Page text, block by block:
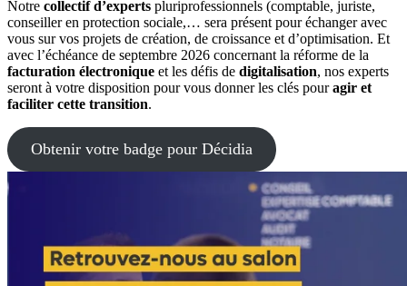
Notre collectif d’experts pluriprofessionnels (comptable, juriste,
conseiller en protection sociale,… sera présent pour échanger avec
vous sur vos projets de création, de croissance et d’optimisation. Et
avec l’échéance de septembre 2026 concernant la réforme de la
facturation électronique et les défis de digitalisation, nos experts
seront à votre disposition pour vous donner les clés pouragir et
faciliter cette transition.
Obtenir votre badge pour Décidia